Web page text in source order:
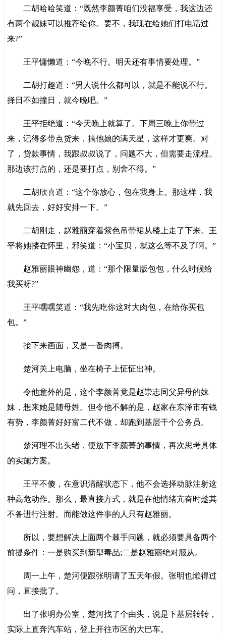
二胡哈哈笑道：“既然李颜菁咱们没福享受，我这边还
有两个靓妹可以推荐给你。要不，我现在给她们打电话过
来?”
王平慵懒道：“今晚不行。明天还有事情要处理。”
二胡打趣道：“男人说什么都可以，就是不能说不行。
择日不如撞日，就今晚吧。”
王平拒绝道：“今天晚上就算了。下周三晚上你带过
来，记得多带点货来，搞他娘的满天星，这样才更爽。对
了，贷款事情，我跟叔叔说了，问题不大，但需要走流程。
那边该打点的，还是要打点，别舍不得。”
二胡欣喜道：“这个你放心，包在我身上。那这样，我
就先回去，好好安排一下。”
二胡刚走，赵雅丽穿着紫色吊带裙从楼上走了下来。王
平将她搂在怀里，邪笑道：“小宝贝，就这么等不及了啊。”
赵雅丽眼神幽怨，道：“那个限量版包包，什么时候给
我买呀?”
王平嘿嘿笑道：“我先吃你这对大肉包，在给你买包
包。”
接下来画面，又是一番肉搏。
楚河关上电脑，坐在椅子上怔怔出神。
令他意外的是，这个李颜菁竟是赵崇志同父异母的妹
妹，想来她是随母姓。但令他不解的是，赵家在东泽市有钱
有势，李颜菁好好富二代不做，却跑到基层干个公务员。
楚河理不出头绪，便放下李颜菁的事情，再次思考具体
的实施方案。
王平不傻，在意识清醒状态下，他不会选择动脉注射这
种高危动作。那么，最直接方式，就是在他情绪亢奋时趁其
不备进行注射。而能做这件事的人只有赵雅丽。
所以，要想解决上面两个棘手问题，就必须要具备两个
前提条件：一是购买到新型毒品;二是赵雅丽绝对服从。
周一上午，楚河便跟张明请了五天年假。张明也懒得过
问，直接批了。
出了张明办公室，楚河找了个由头，说是下基层转转，
实际上直奔汽车站，登上开往市区的大巴车。